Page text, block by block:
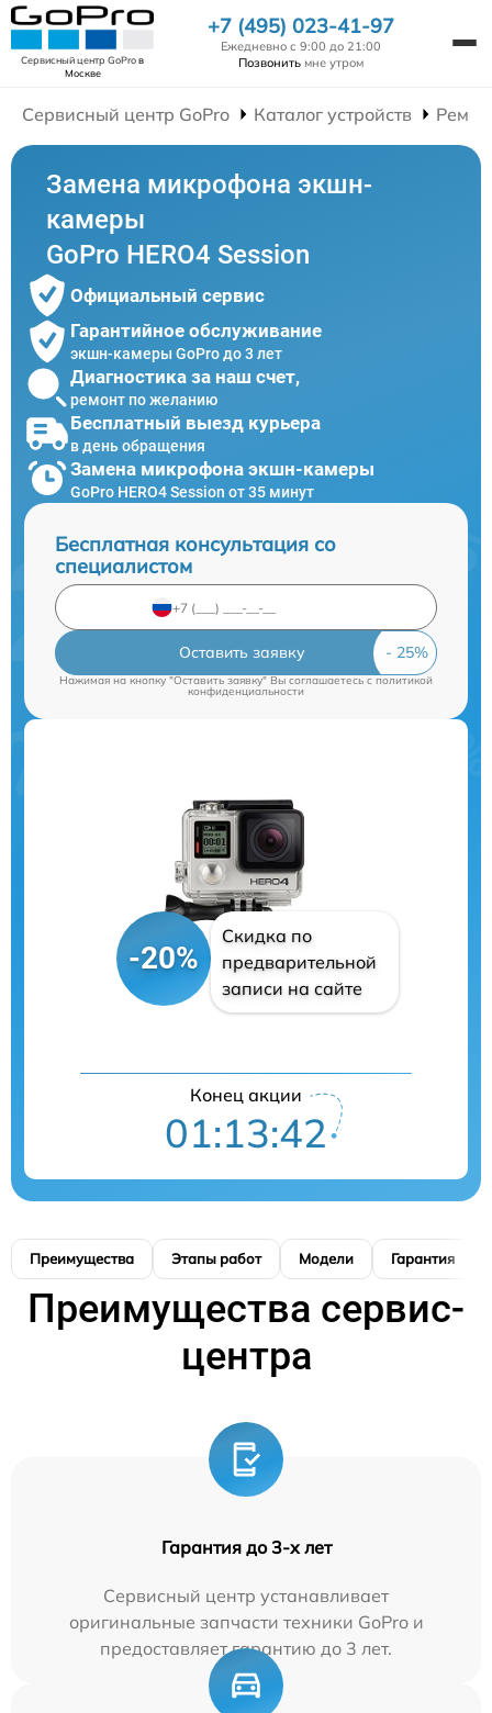
Сервисный центр GoProв
Москве
+7 (495) 023-41-97
Ежедневно с 9:00 до 21:00
Позвонить мне утром
Сервисный центр GoPro Каталог устройств
Замена микрофона экшн-
камеры
GoPro HERO4 Session
Официальный сервис
Гарантийное обслуживание
экшн-камеры GoPro до 3 лет
Диагностика за наш счет,
ремонт по желанию
Бесплатный выезд курьера
в день обращения
Замена микрофона экшн-камеры
GoPro HERO4 Session от 35 минут
Бесплатная консультация со
специалистом
Оставить заявку
Нажимая на кнопку "Оставить заявку" Вы соглашаетесь c политикой
конфиденциальности
-20%
Скидка по
предварительной
записи на сайте
Конец акции
01:13:41
Преимущества Этапы работ Модели Гарантия
Преимущества сервис-
центра
Гарантия до 3-х лет
Сервисный центр устанавливает
оригинальные запчасти техники GoPro и
предоставляет гарантию до 3 лет.